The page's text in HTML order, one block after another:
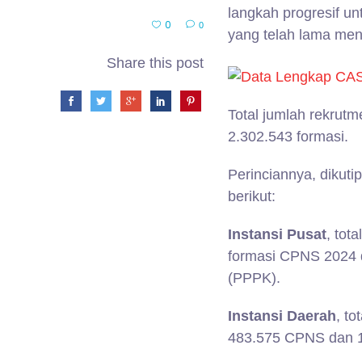
0 0
Share this post
langkah progresif
yang telah lama
Total jumlah
2.302.543 formasi.
Perinciannya,
berikut:
Instansi Pusat,
formasi CPNS 2024
(PPPK).
Instansi Daerah,
483.575 CPNS dan